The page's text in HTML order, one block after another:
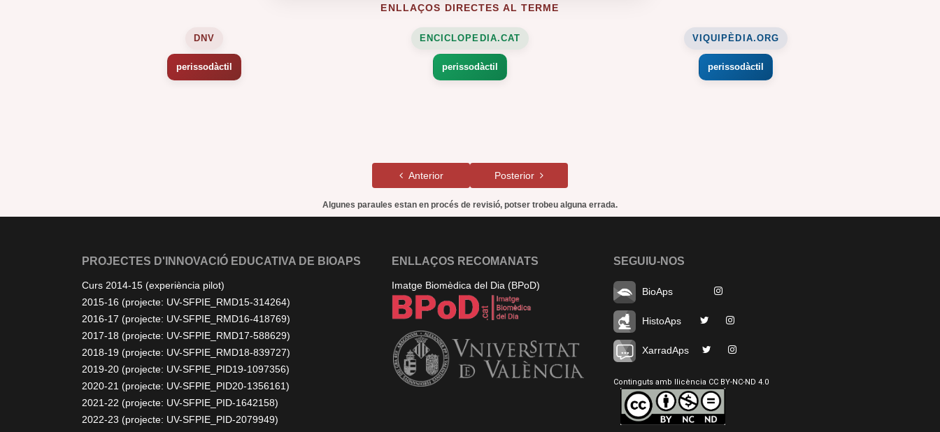
ENLLAÇOS DIRECTES AL TERME
DNV
perissodàctil
ENCICLOPEDIA.CAT
perissodàctil
VIQUIPÈDIA.ORG
perissodàctil
Anterior Posterior
Algunes paraules estan en procés de revisió, potser trobeu alguna errada.
PROJECTES D'INNOVACIÓ EDUCATIVA DE BIOAPS
Curs 2014-15 (experiència pilot)
2015-16 (projecte: UV-SFPIE_RMD15-314264)
2016-17 (projecte: UV-SFPIE_RMD16-418769)
2017-18 (projecte: UV-SFPIE_RMD17-588629)
2018-19 (projecte: UV-SFPIE_RMD18-839727)
2019-20 (projecte: UV-SFPIE_PID19-1097356)
2020-21 (projecte: UV-SFPIE_PID20-1356161)
2021-22 (projecte: UV-SFPIE_PID-1642158)
2022-23 (projecte: UV-SFPIE_PID-2079949)
ENLLAÇOS RECOMANATS
Imatge Biomèdica del Dia (BPoD)
SEGUIU-NOS
BioAps
HistoAps
XarradAps
Continguts amb llicència CC BY-NC-ND 4.0